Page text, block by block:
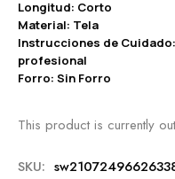
Longitud: Corto
Material: Tela
Instrucciones de
profesional
Forro: Sin Forro
This product is currently
SKU: